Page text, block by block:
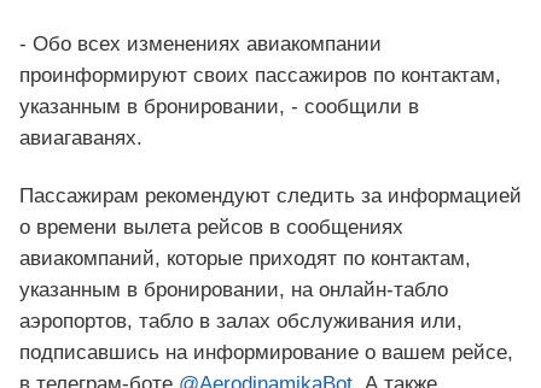
- Обо всех изменениях авиакомпании
проинформируют своих пассажиров по контактам,
указанным в бронировании, - сообщили в
авиагаванях.
Пассажирам рекомендуют следить за информацией
о времени вылета рейсов в сообщениях
авиакомпаний, которые приходят по контактам,
указанным в бронировании, на онлайн-табло
аэропортов, табло в залах обслуживания или,
подписавшись на информирование о вашем рейсе,